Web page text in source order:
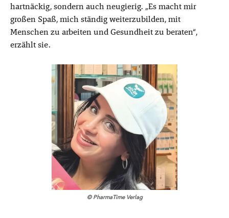
hartnäckig, sondern auch neugierig. „Es macht mir
großen Spaß, mich ständig weiterzubilden, mit
Menschen zu arbeiten und Gesundheit zu beraten“,
erzählt sie.
© PharmaTime Verlag